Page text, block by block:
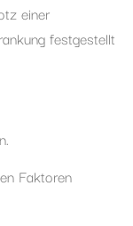
einer
festgestellt
Faktoren